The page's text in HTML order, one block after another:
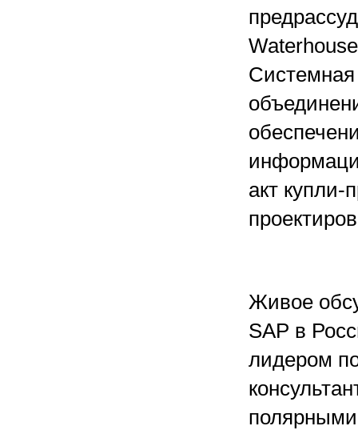
акт купли-
Живое
SAP в
лидером